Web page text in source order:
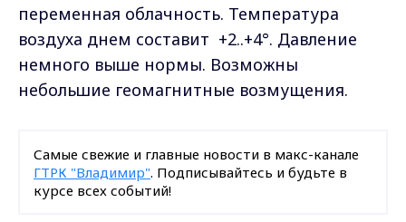
переменная облачность. Температура
воздуха днем составит +2..+4°. Давление
немного выше нормы. Возможны
небольшие геомагнитные возмущения.
Самые свежие и главные новости в макс-канале
ГТРК "Владимир". Подписывайтесь и будьте в
курсе всех событий!